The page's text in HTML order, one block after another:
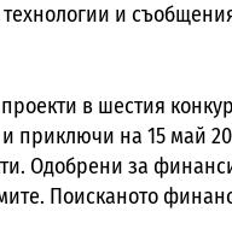
и
в шестия
приключи на 15 май
Одобрени за
Поисканото